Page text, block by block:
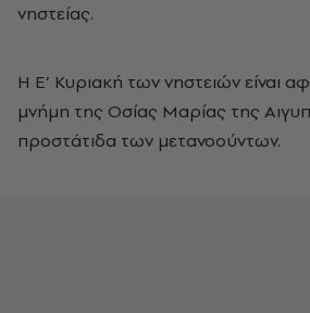
νηστείας.
Η Ε’ Κυριακή των νηστειών είναι
μνήμη της Οσίας Μαρίας της
προστάτιδα των μετανοούντων.